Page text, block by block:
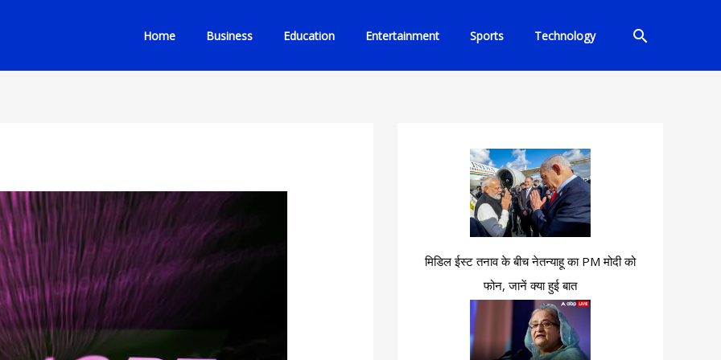
Home Business Education Entertainment Sports Technology Search
मिडिल ईस्ट तनाव के बीच नेतन्याहू का PM मोदी को
फोन, जानें क्या हुई बात